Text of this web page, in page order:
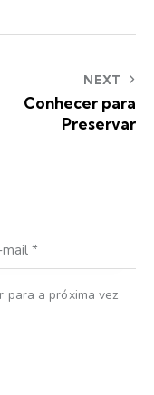
NEXT
Conhecer para
Preservar
para a próxima vez